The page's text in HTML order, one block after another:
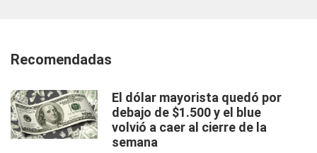
Recomendadas
El dólar mayorista quedó por
debajo de $1.500 y el blue
volvió a caer al cierre de la
semana